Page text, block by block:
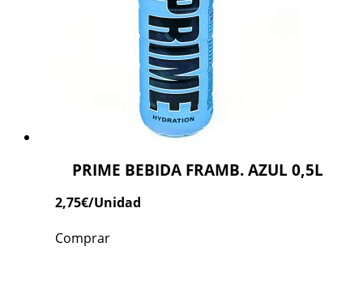
PRIME BEBIDA FRAMB. AZUL 0,5L
2,75€/Unidad
Comprar